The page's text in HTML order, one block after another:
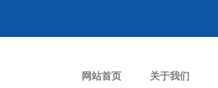
网站首页 关于我们